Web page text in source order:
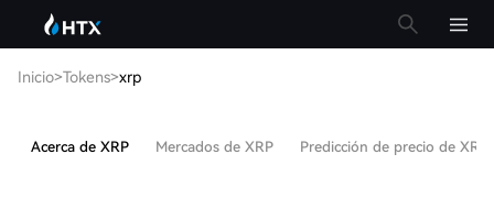
Inicio>Tokens>xrp
Acerca de XRP Mercados de XRP Predicción de precio de XRP